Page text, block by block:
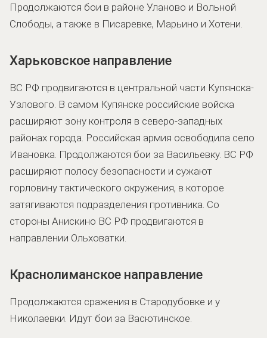
Продолжаются бои в районе Уланово и Вольной
Слободы, а также в Писаревке, Марьино и Хотени.
Харьковское направление
ВС РФ продвигаются в центральной части Купянска-
Узлового. В самом Купянске российские войска
расширяют зону контроля в северо-западных
районах города. Российская армия освободила село
Ивановка. Продолжаются бои за Васильевку. ВС РФ
расширяют полосу безопасности и сужают
горловину тактического окружения, в которое
затягиваются подразделения противника. Со
стороны Анискино ВС РФ продвигаются в
направлении Ольховатки.
Краснолиманское направление
Продолжаются сражения в Стародубовке и у
Николаевки. Идут бои за Васютинское.